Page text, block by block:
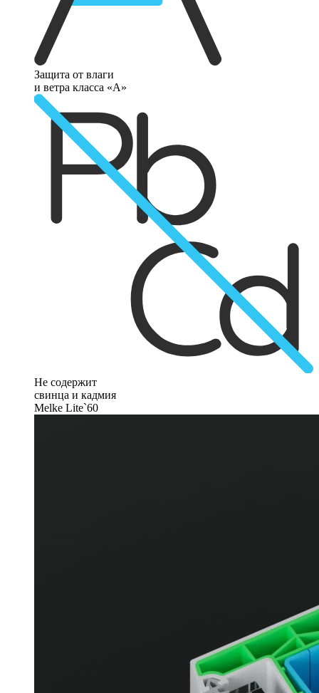
Защита от влаги
и ветра класса «А»
Не содержит
свинца и кадмия
Melke Lite`60